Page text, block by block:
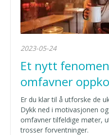
2023-05-24
Et nytt
omfavner
Er du klar til å utforske de
Dykk ned i motivasjonen
omfavner tilfeldige møter,
trosser forventninger.